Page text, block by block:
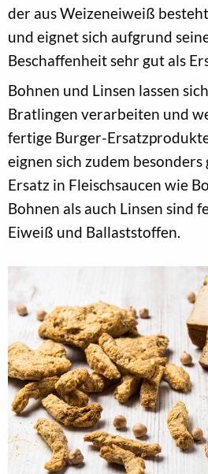
der aus Weizeneiweiß
und eignet sich aufgrund
Beschaffenheit sehr gut als
Bohnen und Linsen lassen
Bratlingen verarbeiten und
fertige Burger-
eignen sich zudem
Ersatz in Fleischsaucen wie
Bohnen als auch Linsen sind
Eiweiß und Ballaststoffen.